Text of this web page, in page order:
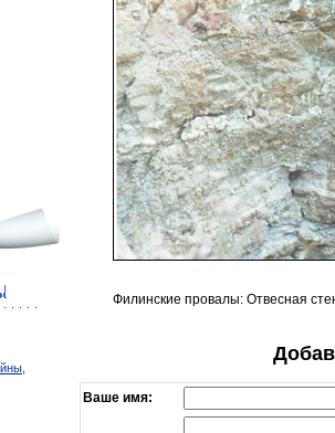
Филинские провалы: Отвесная
Ваше имя: